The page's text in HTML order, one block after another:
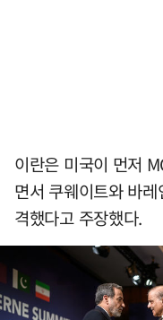
이란은 미국이 먼저
면서 쿠웨이트와 바
격했다고 주장했다.